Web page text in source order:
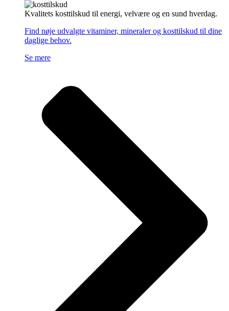
Kvalitets kosttilskud til energi, velvære og en sund hverdag.
Find nøje udvalgte vitaminer, mineraler og kosttilskud til dine
daglige behov.
Se mere